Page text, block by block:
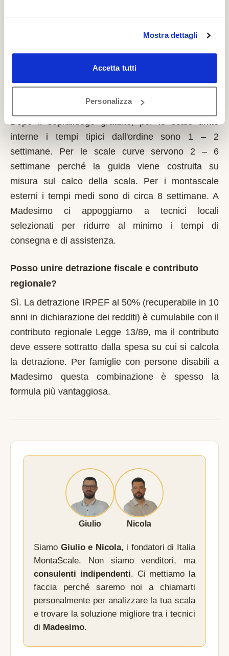
Mostra dettagli
Accetta tutti
Personalizza
dei lavori. Possono fare domanda i residenti a
Quanto tempo serve per installare un
montascale a Madesimo?
Dopo il sopralluogo gratuito, per le scale dritte
interne i tempi tipici dall'ordine sono 1 – 2
settimane. Per le scale curve servono 2 – 6
settimane perché la guida viene costruita su
misura sul calco della scala. Per i montascale
esterni i tempi medi sono di circa 8 settimane. A
Madesimo ci appoggiamo a tecnici locali
selezionati per ridurre al minimo i tempi di
consegna e di assistenza.
Posso unire detrazione fiscale e contributo
regionale?
Sì. La detrazione IRPEF al 50% (recuperabile in 10
anni in dichiarazione dei redditi) è cumulabile con il
contributo regionale Legge 13/89, ma il contributo
deve essere sottratto dalla spesa su cui si calcola
la detrazione. Per famiglie con persone disabili a
Madesimo questa combinazione è spesso la
formula più vantaggiosa.
Giulio Nicola
Siamo Giulio e Nicola, i fondatori di Italia
MontaScale. Non siamo venditori, ma
consulenti indipendenti. Ci mettiamo la
faccia perché saremo noi a chiamarti
personalmente per analizzare la tua scala
e trovare la soluzione migliore tra i tecnici
di Madesimo.